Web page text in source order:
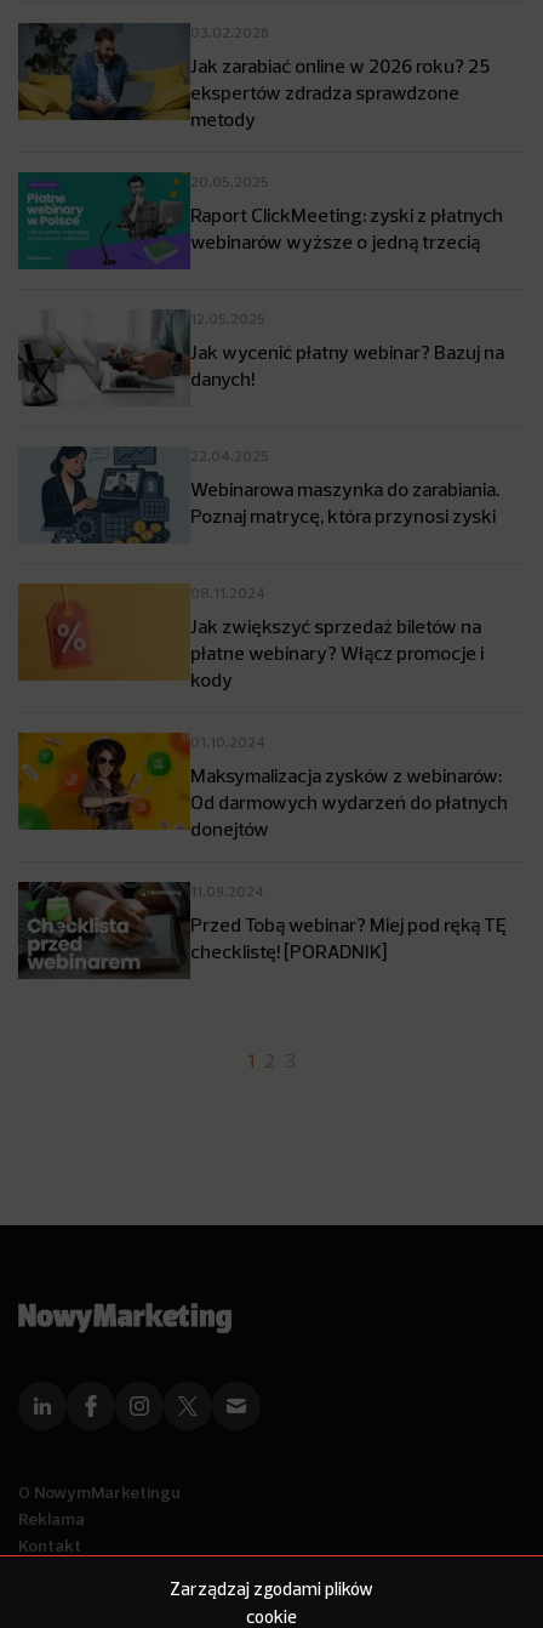
Zarządzaj zgodami plików
cookie
03.02.2026
Jak zarabiać online w 2026 roku? 25
ekspertów zdradza sprawdzone
metody
20.05.2025
Raport ClickMeeting: zyski z płatnych
webinarów wyższe o jedną trzecią
12.05.2025
Jak wycenić płatny webinar? Bazuj na
danych!
22.04.2025
Webinarowa maszynka do zarabiania.
Poznaj matrycę, która przynosi zyski
08.11.2024
Jak zwiększyć sprzedaż biletów na
płatne webinary? Włącz promocje i
kody
01.10.2024
Maksymalizacja zysków z webinarów:
Od darmowych wydarzeń do płatnych
donejtów
11.09.2024
Przed Tobą webinar? Miej pod ręką TĘ
checklistę! [PORADNIK]
1 2 3
O NowymMarketingu
Reklama
Kontakt